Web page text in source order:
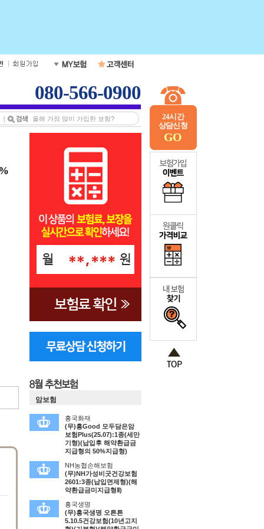
24시간
상담신청
GO
080-566-0900
암보험
흥국화재
(무)흥Good 모두담은암
보험Plus(25.07):1종(세만
기형)(납입후 해약환급금
지급형의 50%지급형)
NH농협손해보험
(무)NH가성비굿건강보험
2601:3종(납입면제형)(해
약환급금미지급형Ⅱ)
흥국생명
(무)흥국생명 오튼튼
5.10.5건강보험(10년고지